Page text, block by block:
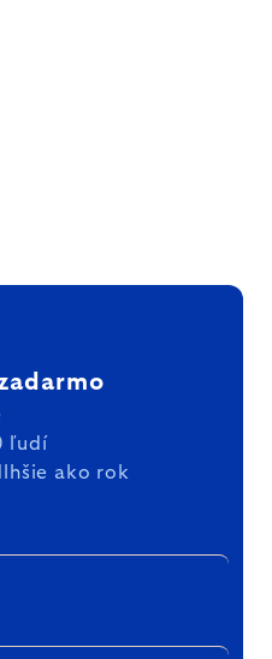
ľudí
ako rok